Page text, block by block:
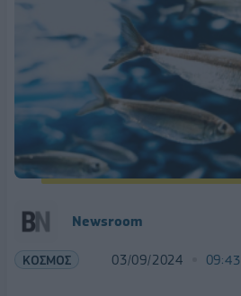
Newsroom
ΚΟΣΜΟΣ 03/09/2024 09:43